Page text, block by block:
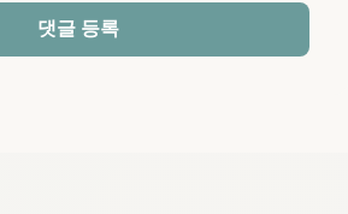
댓글 등록